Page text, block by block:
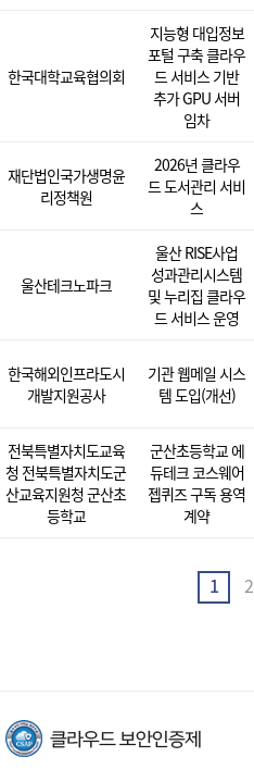
한국대학교육협의회
지능형 대입정보
포털 구축 클라우
드 서비스 기반
추가 GPU 서버
임차
재단법인국가생명윤
리정책원
2026년 클라우
드 도서관리 서비
스
울산테크노파크
울산 RISE사업
성과관리시스템
및 누리집 클라우
드 서비스 운영
한국해외인프라도시
개발지원공사
기관 웹메일 시스
템 도입(개선)
전북특별자치도교육
청 전북특별자치도군
산교육지원청 군산초
등학교
군산초등학교 에
듀테크 코스웨어
젭퀴즈 구독 용역
계약
1 2